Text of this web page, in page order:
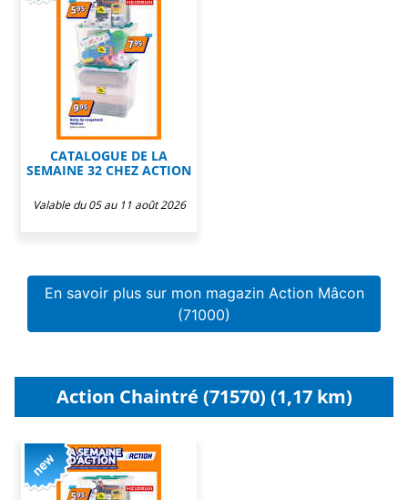
CATALOGUE DE LA
SEMAINE 32 CHEZ ACTION
Valable du 05 au 11 août 2026
En savoir plus sur mon magazin Action Mâcon
(71000)
Action Chaintré (71570) (1,17 km)